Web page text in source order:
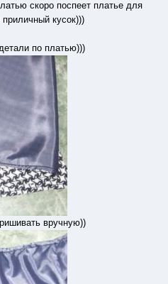
скоро поспеет платье для
кусок)))
по платью)))
вручную))